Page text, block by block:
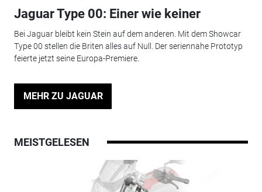
Jaguar Type 00: Einer wie keiner
Bei Jaguar bleibt kein Stein auf dem anderen. Mit dem Showcar
Type 00 stellen die Briten alles auf Null. Der seriennahe Prototyp
feierte jetzt seine Europa-Premiere.
MEHR ZU JAGUAR
MEISTGELESEN